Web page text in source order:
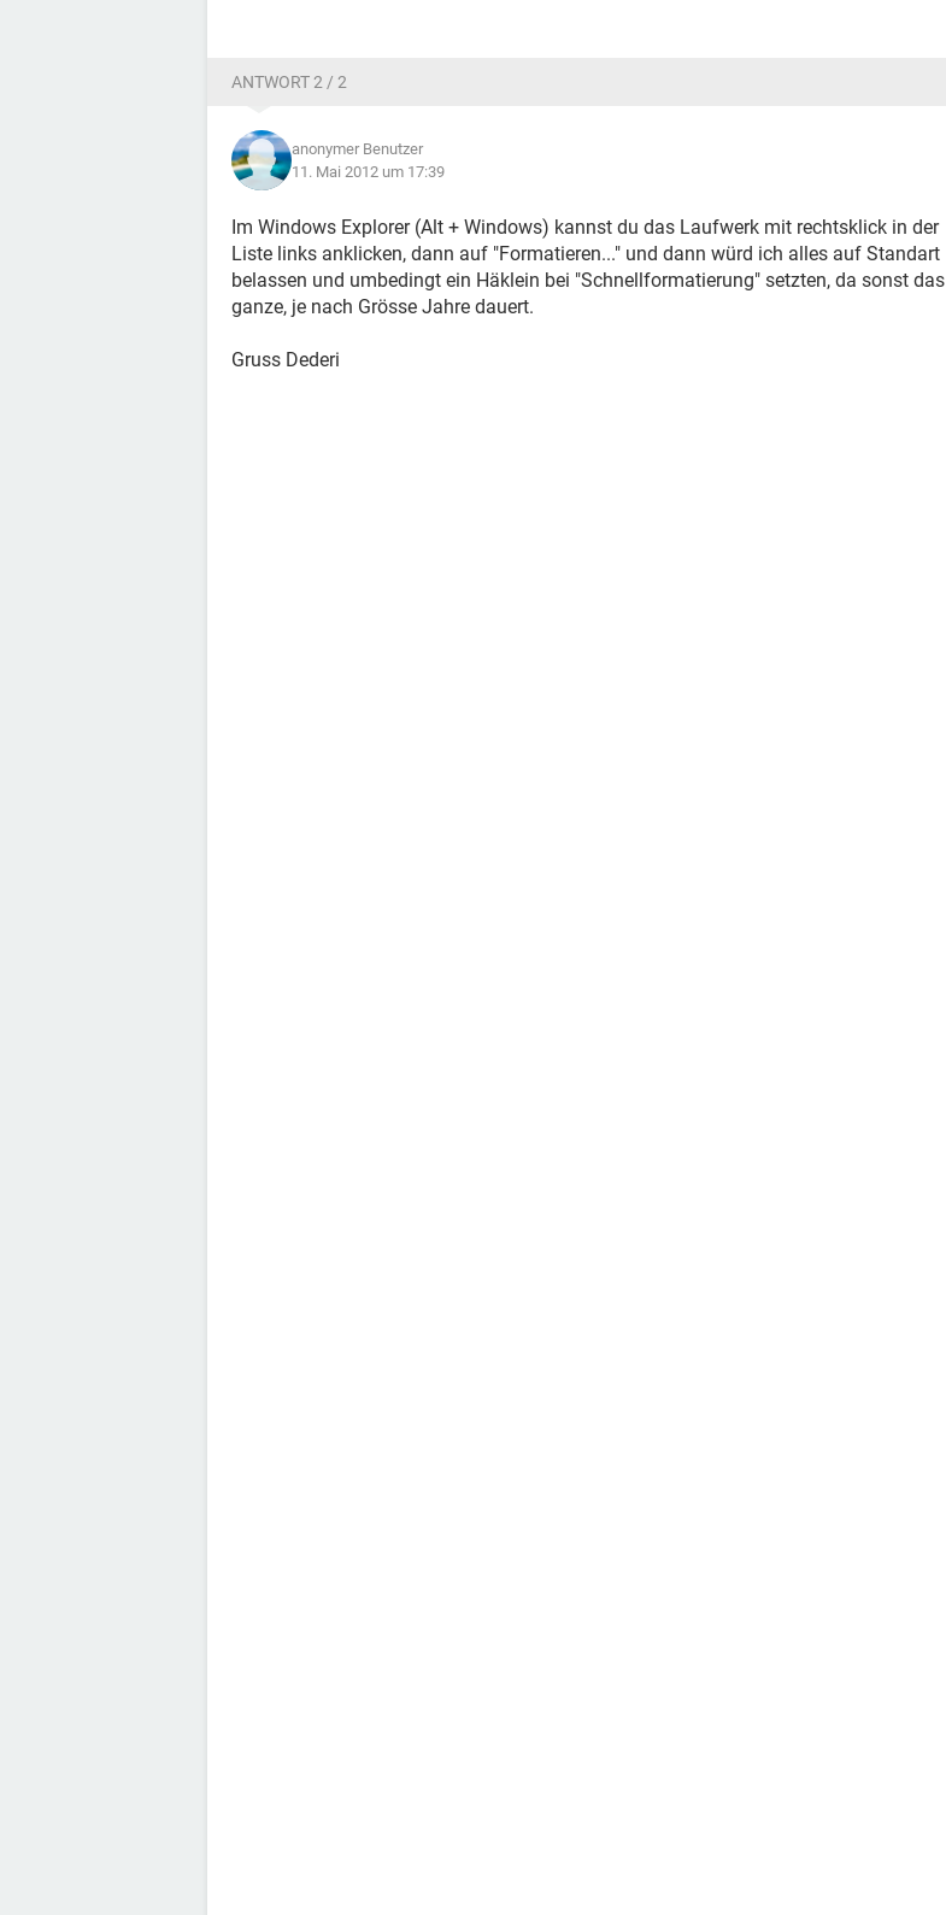
ANTWORT 2 / 2
anonymer Benutzer
11. Mai 2012 um 17:39
Im Windows Explorer (Alt + Windows) kannst du das Laufwerk mit rechtsklick in der
Liste links anklicken, dann auf "Formatieren..." und dann würd ich alles auf Standart
belassen und umbedingt ein Häklein bei "Schnellformatierung" setzten, da sonst das
ganze, je nach Grösse Jahre dauert.
Gruss Dederi